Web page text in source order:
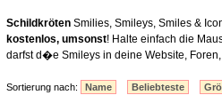
Schildkröten Smilies, Smileys, Smiles &
kostenlos, umsonst! Halte einfach die
darfst d�e Smileys in deine Website,
Sortierung nach: Name Beliebteste